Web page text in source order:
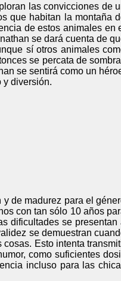
las convicciones de
que habitan la montaña
de estos animales en
se dará cuenta de
sí otros animales
se percata de
se sentirá como un
y diversión.
y de madurez para el
con tan sólo 10 años
dificultades se presentan
se demuestran
Esto intenta
como suficientes
incluso para las